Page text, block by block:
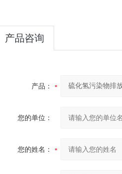
产品咨询
产品：
您的单位：
您的姓名：